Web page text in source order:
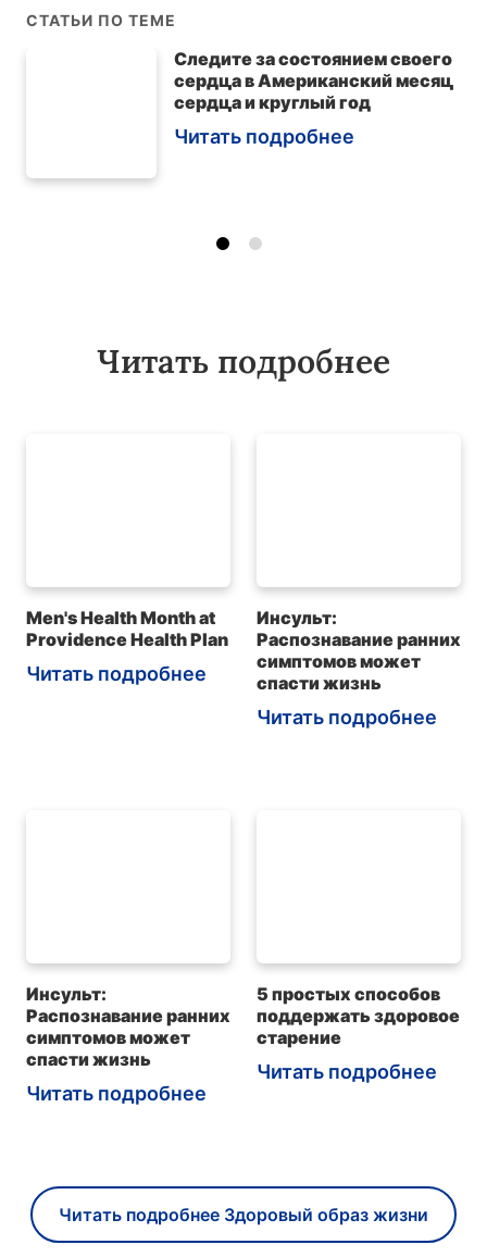
СТАТЬИ ПО ТЕМЕ
Следите за состоянием своего
сердца в Американский месяц
сердца и круглый год
Читать подробнее
Читать подробнее
Men's Health Month at
Providence Health Plan
Читать подробнее
Инсульт:
Распознавание ранних
симптомов может
спасти жизнь
Читать подробнее
Инсульт:
Распознавание ранних
симптомов может
спасти жизнь
Читать подробнее
5 простых способов
поддержать здоровое
старение
Читать подробнее
Читать подробнее Здоровый образ жизни